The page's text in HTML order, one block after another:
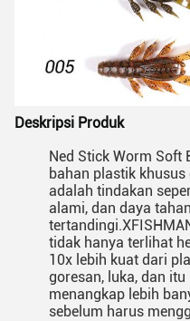
Deskripsi Produk
Ned Stick Worm Soft
bahan plastik
adalah tindakan
alami, dan daya
tidak hanya terlihat
10x lebih kuat dari
goresan, luka, dan
menangkap lebih
sebelum harus